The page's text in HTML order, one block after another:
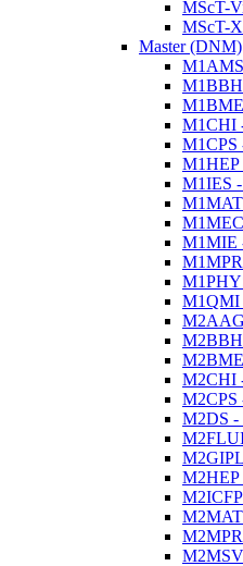
MScT-
MScT-
Master (DNM)
M1AMS
M1BBH
M1CHI
M1CPS
M1HEP
M1IES
M1MIE
M1QMI
M2BBH
M2CHI
M2CPS
M2DS -
M2HEP
M2MSV